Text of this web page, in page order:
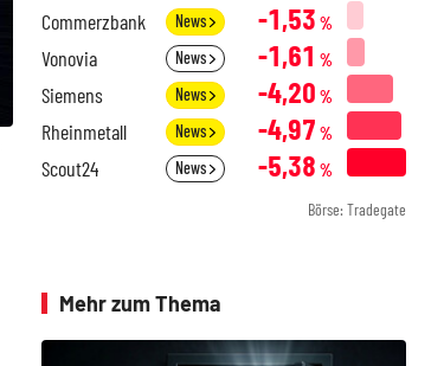
Commerzbank News -1,53 %
Vonovia News -1,61 %
Siemens News -4,20 %
Rheinmetall News -4,97 %
Scout24 News -5,38 %
Börse: Tradegate
Mehr zum Thema